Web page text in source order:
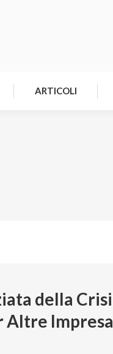
ARTICOLI
della